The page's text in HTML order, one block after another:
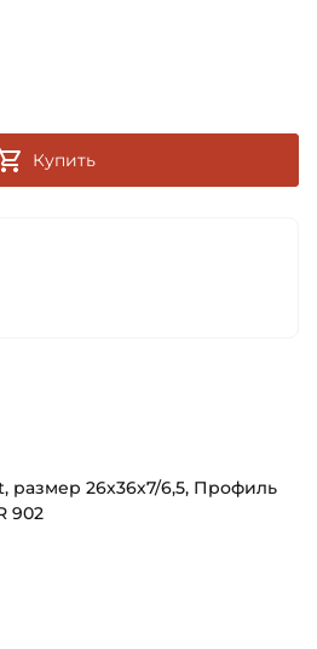
Купить
размер 26х36х7/6,5, Профиль
902